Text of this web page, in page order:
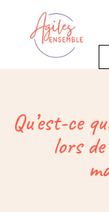
Qu’est-ce
lors